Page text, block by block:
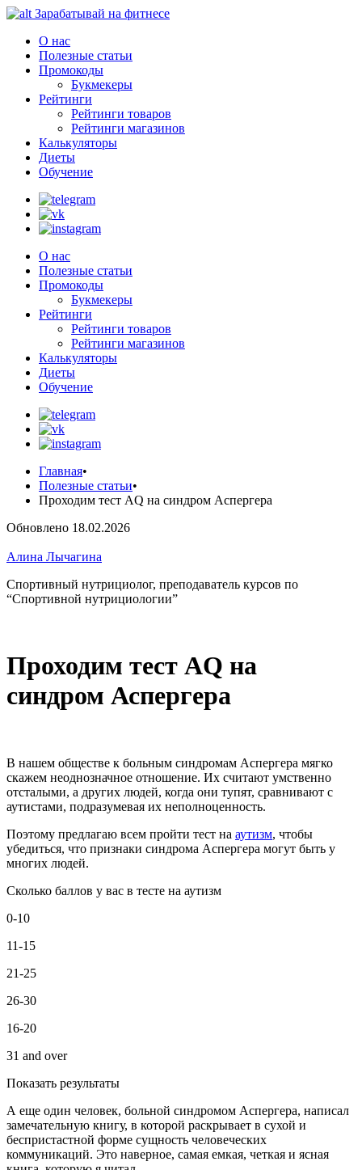
Зарабатывай на фитнесе
О нас
Полезные статьи
Промокоды
Букмекеры
Рейтинги
Рейтинги товаров
Рейтинги магазинов
Калькуляторы
Диеты
Обучение
О нас
Полезные статьи
Промокоды
Букмекеры
Рейтинги
Рейтинги товаров
Рейтинги магазинов
Калькуляторы
Диеты
Обучение
Главная•
Полезные статьи•
Проходим тест AQ на синдром Аспергера
Обновлено 18.02.2026
Алина Лычагина
Спортивный нутрициолог, преподаватель курсов по
“Спортивной нутрициологии”
Проходим тест AQ на
синдром Аспергера
В нашем обществе к больным синдромам Аспергера мягко
скажем неоднозначное отношение. Их считают умственно
отсталыми, а других людей, когда они тупят, сравнивают с
аутистами, подразумевая их неполноценность.
Поэтому предлагаю всем пройти тест на аутизм, чтобы
убедиться, что признаки синдрома Аспергера могут быть у
многих людей.
Сколько баллов у вас в тесте на аутизм
0-10
11-15
21-25
26-30
16-20
31 and over
Показать результаты
А еще один человек, больной синдромом Аспергера, написал
замечательную книгу, в которой раскрывает в сухой и
беспристастной форме сущность человеческих
коммуникаций. Это наверное, самая емкая, четкая и ясная